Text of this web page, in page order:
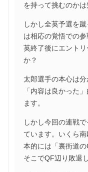
を持って挑むのかは
しかし全英予選を
は相応の覚悟での
英終了後にエント
か？
太郎選手の本心は
「内容は良かった
ます。
しかし今回の連戦
ています。いくら
本的には「裏街道の
そこでQF辺り敗退